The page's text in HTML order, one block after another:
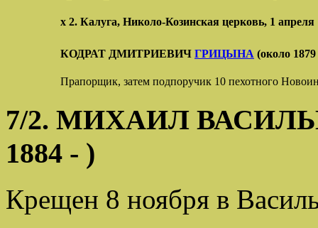
х 2. Калуга, Николо-Козинская церковь, 1 апреля
КОДРАТ ДМИТРИЕВИЧ ГРИЦЫНА (около
Прапорщик, затем подпоручик 10 пехотного
7/2. МИХАИЛ
1884 - )
Крещен 8 ноября в